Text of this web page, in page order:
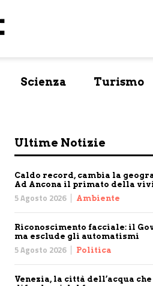
Scienza Turismo
Ultime Notizie
Caldo record, cambia la
Ad Ancona il primato della
5 Agosto 2026 Ambiente
Riconoscimento facciale: il
ma esclude gli automatismi
5 Agosto 2026 Politica
Venezia, la città dell’acqua